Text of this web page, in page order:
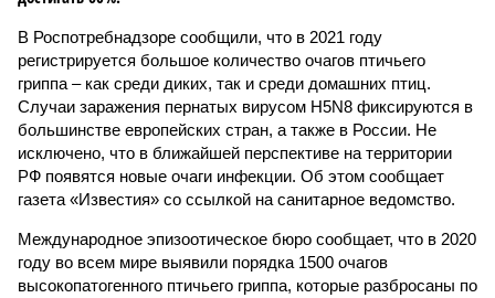
В Роспотребнадзоре сообщили, что в 2021 году
регистрируется большое количество очагов птичьего
гриппа – как среди диких, так и среди домашних птиц.
Случаи заражения пернатых вирусом H5N8 фиксируются в
большинстве европейских стран, а также в России. Не
исключено, что в ближайшей перспективе на территории
РФ появятся новые очаги инфекции. Об этом сообщает
газета «Известия» со ссылкой на санитарное ведомство.
Международное эпизоотическое бюро сообщает, что в 2020
году во всем мире выявили порядка 1500 очагов
высокопатогенного птичьего гриппа, которые разбросаны по